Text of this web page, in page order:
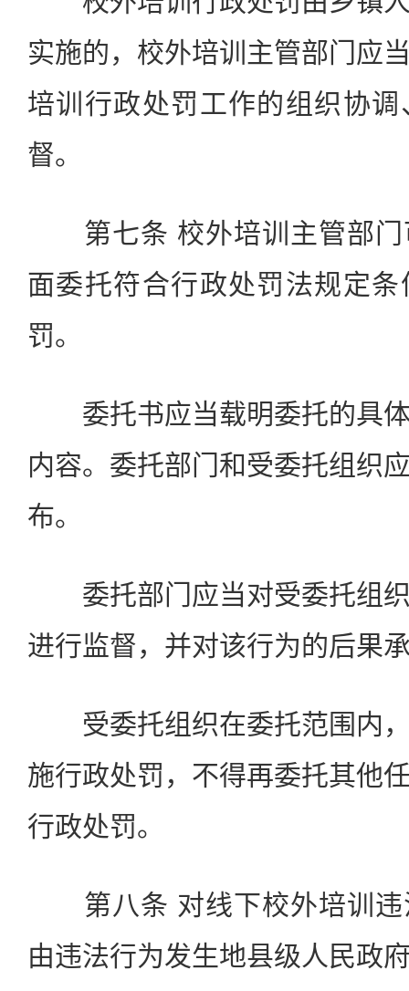
实施的，校外培训主管部门应
培训行政处罚工作的组织协
督。
第七条 校外培训主管部门
面委托符合行政处罚法规定
罚。
委托书应当载明委托的具体
内容。委托部门和受委托组织
布。
委托部门应当对受委托组织
进行监督，并对该行为的后果
受委托组织在委托范围内，
施行政处罚，不得再委托其他
行政处罚。
第八条 对线下校外培训违
由违法行为发生地县级人民政